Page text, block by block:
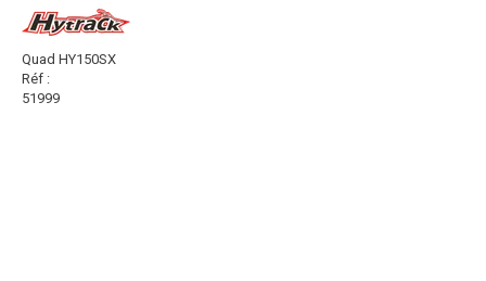
Quad HY150SX
Réf :
51999